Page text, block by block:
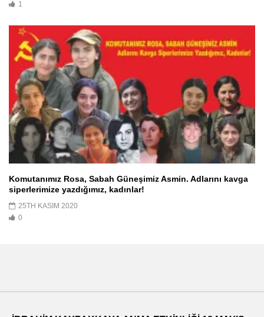
1
Komutanımız Rosa, Sabah Güneşimiz Asmin. Adlarını kavga
siperlerimize yazdığımız, kadınlar!
25TH KASIM 2020
0